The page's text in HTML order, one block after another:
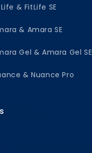
& FitLife SE
& Amara SE
Gel & Amara Gel SE
& Nuance Pro